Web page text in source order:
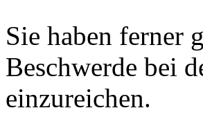
Sie haben ferner
Beschwerde bei
einzureichen.